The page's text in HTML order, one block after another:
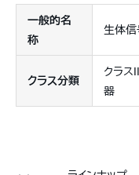
一般的名
称
生体
クラス分類
クラス
器